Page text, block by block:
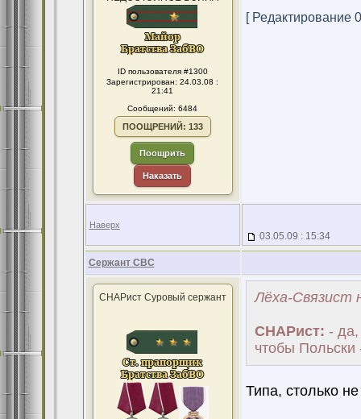
ID пользователя #1300
Зарегистрирован: 24.03.08 :
21:41
Сообщений: 6484
ПООЩРЕНИЙ: 133
Поощрить
Наказать
[ Редактирование
Наверх
03.05.09 : 15:34
Сержант СВС
СНАРист Суровый сержант Лёха-Связист
СНАРист: - да,
чтобы
Типа, столько